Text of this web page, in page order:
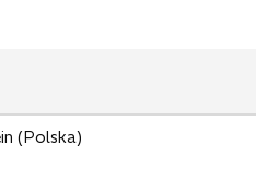
(Polska)